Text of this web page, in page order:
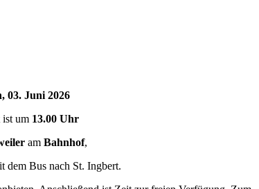
03. Juni 2026
ist um 13.00 Uhr
amBahnhof,
dem Bus nach St. Ingbert.